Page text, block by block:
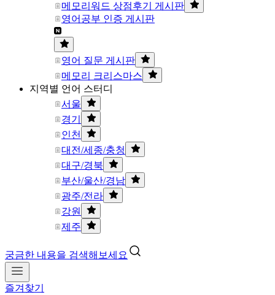
메모리워드 상점후기 게시판
영어공부 인증 게시판
영어 질문 게시판
메모리 크리스마스
지역별 언어 스터디
서울
경기
인천
대전/세종/충청
대구/경북
부산/울산/경남
광주/전라
강원
제주
궁금한 내용을 검색해보세요
즐겨찾기